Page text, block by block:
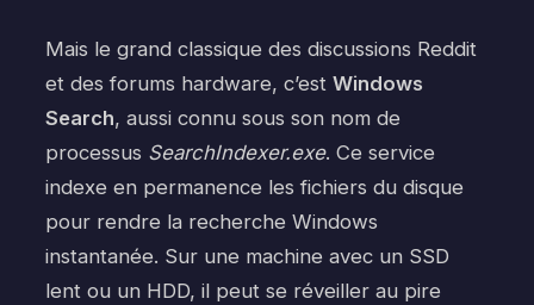
Mais le grand classique des discussions Reddit
et des forums hardware, c’est Windows
Search, aussi connu sous son nom de
processus SearchIndexer.exe. Ce service
indexe en permanence les fichiers du disque
pour rendre la recherche Windows
instantanée. Sur une machine avec un SSD
lent ou un HDD, il peut se réveiller au pire